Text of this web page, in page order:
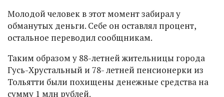
Молодой человек в этот момент забирал у
обманутых деньги. Себе он оставлял процент,
остальное переводил сообщникам.
Таким образом у 88-летней жительницы города
Гусь-Хрустальный и 78- летней пенсионерки из
Тольятти были похищены денежные средства на
сумму 1 млн рублей.